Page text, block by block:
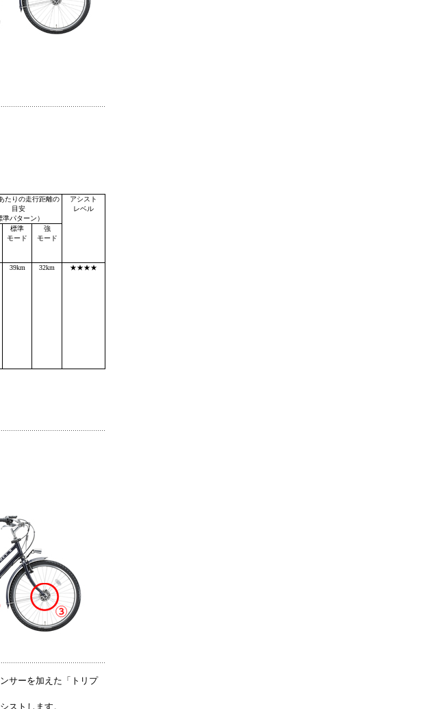
たりの走行距離の
目安
準パターン）
アシスト
レベル
標準
モード
強
モード
39km 32km ★★★★
サーを加えた「トリプ
ストします。